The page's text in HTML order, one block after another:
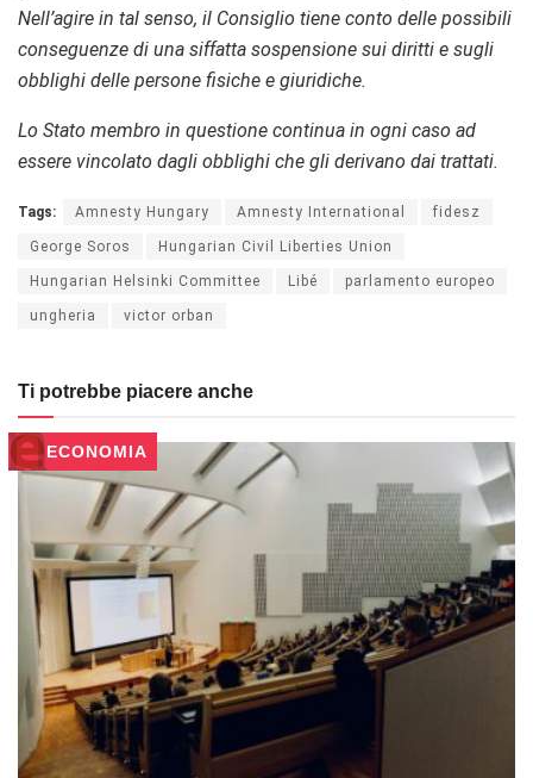
Nell’agire in tal senso, il Consiglio tiene conto delle possibili
conseguenze di una siffatta sospensione sui diritti e sugli
obblighi delle persone fisiche e giuridiche.
Lo Stato membro in questione continua in ogni caso ad
essere vincolato dagli obblighi che gli derivano dai trattati.
Tags: Amnesty Hungary Amnesty International fidesz
George Soros Hungarian Civil Liberties Union
Hungarian Helsinki Committee Libé parlamento europeo
ungheria victor orban
Ti potrebbe piacere anche
ECONOMIA